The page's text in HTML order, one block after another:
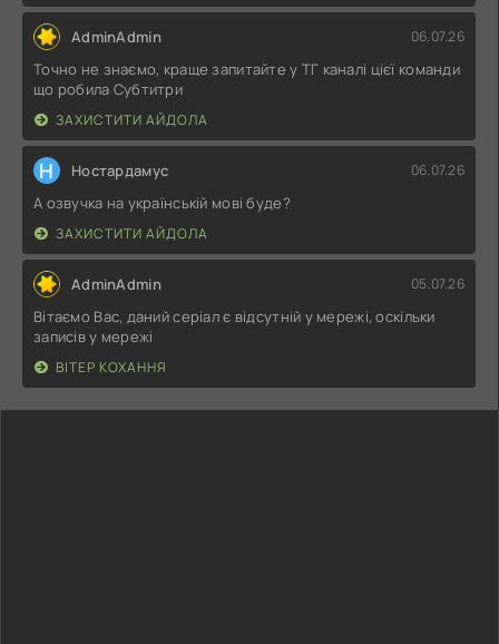
AdminAdmin 06.07.26
Точно не знаємо, краще запитайте у ТГ каналі цієї команди
що робила Субтитри
ЗАХИСТИТИ АЙДОЛА
Н Ностардамус 06.07.26
А озвучка на українській мові буде?
ЗАХИСТИТИ АЙДОЛА
AdminAdmin 05.07.26
Вітаємо Вас, даний серіал є відсутній у мережі, оскільки
записів у мережі
ВІТЕР КОХАННЯ